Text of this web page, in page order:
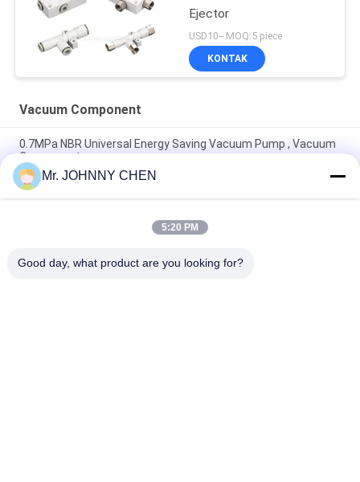
Ejector
USD10-- MOQ:5 piece
KONTAK
Vacuum Component
0.7MPa NBR Universal Energy Saving Vacuum Pump , Vacuum
Component
Vacuum Component 220L/M Miniature Vacuum Pump
Maximum 7bar Air Supply Pressure
8mm - 125mm PU / Silicon VASB Vacuum Pad Vacuum
Mr. JOHNNY CHEN
5:20 PM
Good day, what product are you looking for?